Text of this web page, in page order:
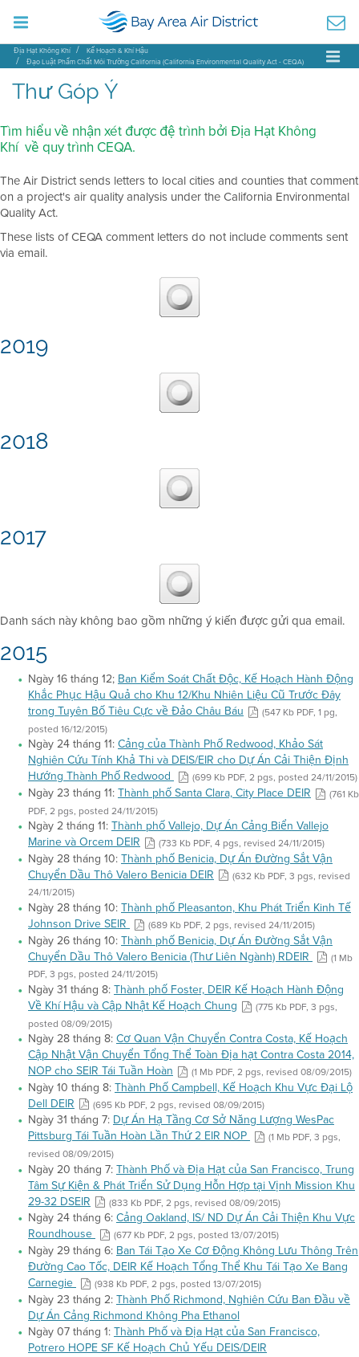
Địa Hạt Không Khí
Kế Hoạch & Khí Hậu
Đạo Luật Phẩm Chất Môi Trường California (California Environmental Quality Act - CEQA)
Thư Góp Ý
Tìm hiểu về nhận xét được đệ trình bởi Địa Hạt Không
Khí về quy trình CEQA.
The Air District sends letters to local cities and counties that comment
on a project's air quality analysis under the California Environmental
Quality Act.
These lists of CEQA comment letters do not include comments sent
via email.
2019
2018
2017
Danh sách này không bao gồm những ý kiến được gửi qua email.
2015
Ngày 16 tháng 12; Ban Kiểm Soát Chất Độc, Kế Hoạch Hành Động
Khắc Phục Hậu Quả cho Khu 12/Khu Nhiên Liệu Cũ Trước Đây
trong Tuyên Bố Tiêu Cực về Đảo Châu Báu
(547 Kb PDF, 1 pg,
posted 16/12/2015)
Ngày 24 tháng 11:Cảng của Thành Phố Redwood, Khảo Sát
Nghiên Cứu Tính Khả Thi và DEIS/EIR cho Dự Án Cải Thiện Định
Hướng Thành Phố Redwood
(699 Kb PDF, 2 pgs, posted 24/11/2015)
Ngày 23 tháng 11:Thành phố Santa Clara, City Place DEIR
(761 Kb
PDF, 2 pgs, posted 24/11/2015)
Ngày 2 tháng 11:Thành phố Vallejo, Dự Án Cảng Biển Vallejo
Marine và Orcem DEIR
(733 Kb PDF, 4 pgs, revised 24/11/2015)
Ngày 28 tháng 10:Thành phố Benicia, Dự Án Đường Sắt Vận
Chuyển Dầu Thô Valero Benicia DEIR
(632 Kb PDF, 3 pgs, revised
24/11/2015)
Ngày 28 tháng 10:Thành phố Pleasanton, Khu Phát Triển Kinh Tế
Johnson Drive SEIR
(689 Kb PDF, 2 pgs, revised 24/11/2015)
Ngày 26 tháng 10:Thành phố Benicia, Dự Án Đường Sắt Vận
Chuyển Dầu Thô Valero Benicia (Thư Liên Ngành) RDEIR
(1 Mb
PDF, 3 pgs, posted 24/11/2015)
Ngày 31 tháng 8:Thành phố Foster, DEIR Kế Hoạch Hành Động
Về Khí Hậu và Cập Nhật Kế Hoạch Chung
(775 Kb PDF, 3 pgs,
posted 08/09/2015)
Ngày 28 tháng 8:Cơ Quan Vận Chuyển Contra Costa, Kế Hoạch
Cập Nhật Vận Chuyển Tổng Thể Toàn Địa hạt Contra Costa 2014,
NOP cho SEIR Tái Tuần Hoàn
(1 Mb PDF, 2 pgs, revised 08/09/2015)
Ngày 10 tháng 8:Thành Phố Campbell, Kế Hoạch Khu Vực Đại Lộ
Dell DEIR
(695 Kb PDF, 2 pgs, revised 08/09/2015)
Ngày 31 tháng 7:Dự Án Hạ Tầng Cơ Sở Năng Lượng WesPac
Pittsburg Tái Tuần Hoàn Lần Thứ 2 EIR NOP
(1 Mb PDF, 3 pgs,
revised 08/09/2015)
Ngày 20 tháng 7:Thành Phố và Địa Hạt của San Francisco, Trung
Tâm Sự Kiện & Phát Triển Sử Dụng Hỗn Hợp tại Vịnh Mission Khu
29-32 DSEIR
(833 Kb PDF, 2 pgs, revised 08/09/2015)
Ngày 24 tháng 6:Cảng Oakland, IS/ ND Dự Án Cải Thiện Khu Vực
Roundhouse
(677 Kb PDF, 2 pgs, posted 13/07/2015)
Ngày 29 tháng 6: Ban Tái Tạo Xe Cơ Động Không Lưu Thông Trên
Đường Cao Tốc, DEIR Kế Hoạch Tổng Thể Khu Tái Tạo Xe Bang
Carnegie
(938 Kb PDF, 2 pgs, posted 13/07/2015)
Ngày 23 tháng 2:Thành Phố Richmond, Nghiên Cứu Ban Đầu về
Dự Án Cảng Richmond Không Pha Ethanol
Ngày 07 tháng 1:Thành Phố và Địa Hạt của San Francisco,
Potrero HOPE SF Kế Hoạch Chủ Yếu DEIS/DEIR